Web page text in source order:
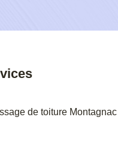
de toiture Montagnac